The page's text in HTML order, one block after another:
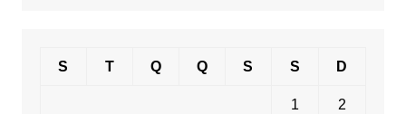
S T Q Q S S D
1 2